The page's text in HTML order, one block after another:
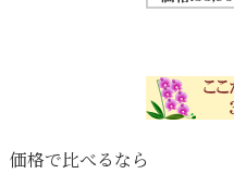
価格で比べるなら